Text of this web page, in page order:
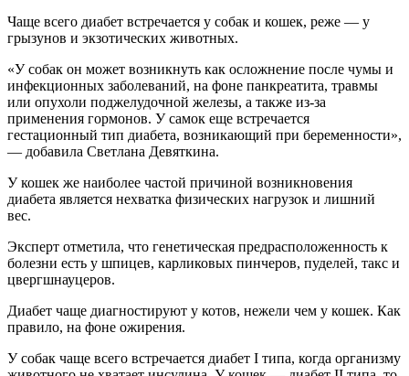
Чаще всего диабет встречается у собак и кошек, реже — у
грызунов и экзотических животных.
«У собак он может возникнуть как осложнение после чумы и
инфекционных заболеваний, на фоне панкреатита, травмы
или опухоли поджелудочной железы, а также из-за
применения гормонов. У самок еще встречается
гестационный тип диабета, возникающий при беременности»,
— добавила Светлана Девяткина.
У кошек же наиболее частой причиной возникновения
диабета является нехватка физических нагрузок и лишний
вес.
Эксперт отметила, что генетическая предрасположенность к
болезни есть у шпицев, карликовых пинчеров, пуделей, такс и
цвергшнауцеров.
Диабет чаще диагностируют у котов, нежели чем у кошек. Как
правило, на фоне ожирения.
У собак чаще всего встречается диабет I типа, когда организму